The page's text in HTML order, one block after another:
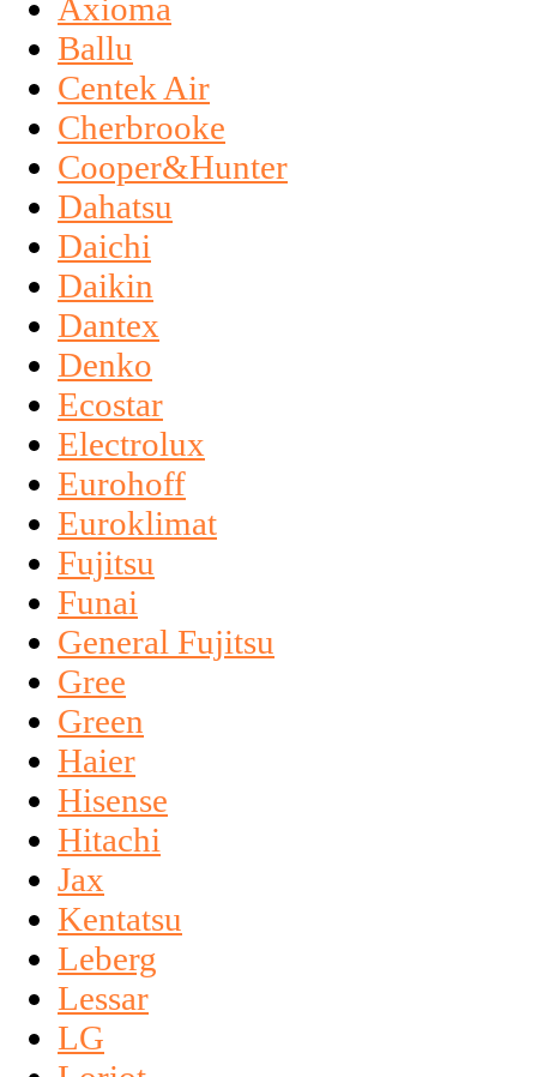
Axioma
Ballu
Centek Air
Cherbrooke
Cooper&Hunter
Dahatsu
Daichi
Daikin
Dantex
Denko
Ecostar
Electrolux
Eurohoff
Euroklimat
Fujitsu
Funai
General Fujitsu
Gree
Green
Haier
Hisense
Hitachi
Jax
Kentatsu
Leberg
Lessar
LG